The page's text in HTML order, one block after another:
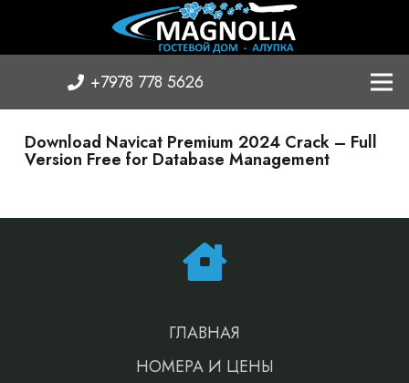
+7978 778 5626
Download Navicat Premium 2024 Crack – Full
Version Free for Database Management
ГЛАВНАЯ
НОМЕРА И ЦЕНЫ